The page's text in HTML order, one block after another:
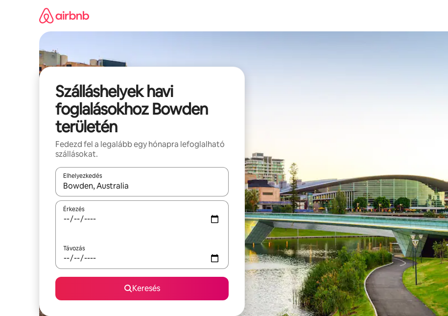
Szálláshelyek havi
foglalásokhoz Bowden
területén
Fedezd fel a legalább egy hónapra lefoglalható
szállásokat.
Elhelyezkedés
Az eredmények között a felfelé és a lefelé nyíllal navigálhatsz, illetve érintő és lapozó mozdulatokkal is felfedezheted őket.
Érkezés
Távozás
Keresés